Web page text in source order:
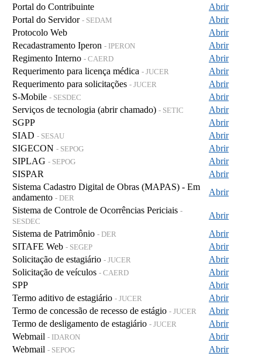
Portal do Contribuinte
Abrir
Portal do Servidor - SEDAM
Abrir
Protocolo Web
Abrir
Recadastramento Iperon - IPERON
Abrir
Regimento Interno - CAERD
Abrir
Requerimento para licença médica - JUCER
Abrir
Requerimento para solicitações - JUCER
Abrir
S-Mobile - SESDEC
Abrir
Serviços de tecnologia (abrir chamado) - SETIC
Abrir
SGPP
Abrir
SIAD - SESAU
Abrir
SIGECON - SEPOG
Abrir
SIPLAG - SEPOG
Abrir
SISPAR
Abrir
Sistema Cadastro Digital de Obras (MAPAS) - Em
andamento - DER
Abrir
Sistema de Controle de Ocorrências Periciais -
SESDEC
Abrir
Sistema de Patrimônio - DER
Abrir
SITAFE Web - SEGEP
Abrir
Solicitação de estagiário - JUCER
Abrir
Solicitação de veículos - CAERD
Abrir
SPP
Abrir
Termo aditivo de estagiário - JUCER
Abrir
Termo de concessão de recesso de estágio - JUCER
Abrir
Termo de desligamento de estagiário - JUCER
Abrir
Webmail - IDARON
Abrir
Webmail - SEPOG
Abrir